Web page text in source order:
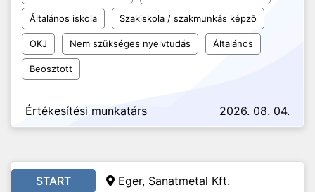
Általános iskola Szakiskola / szakmunkás képző
OKJ Nem szükséges nyelvtudás Általános
Beosztott
Értékesítési munkatárs 2026. 08. 04.
START Eger, Sanatmetal Kft.